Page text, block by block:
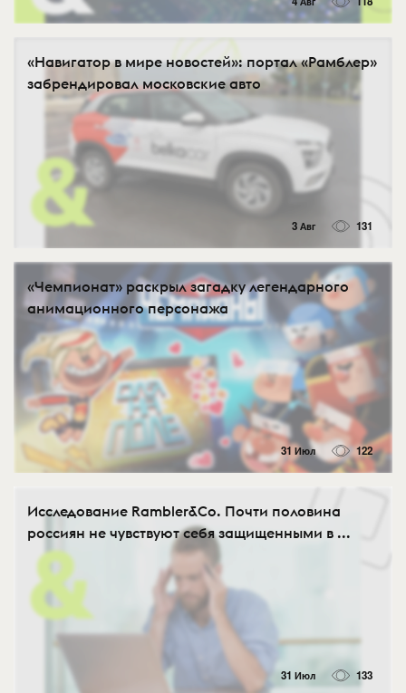
«Навигатор в мире новостей»: портал «Рамблер»
забрендировал московские авто
3 Авг 131
«Чемпионат» раскрыл загадку легендарного
анимационного персонажа
31 Июл 122
Исследование Rambler&Co. Почти половина
россиян не чувствуют себя защищенными в ...
31 Июл 133